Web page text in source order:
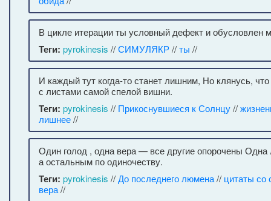
В цикле итерации ты условный дефект и обусловлен
Теги: pyrokinesis //СИМУЛЯКР//ты //
И каждый тут когда-то станет лишним, Но клянусь,
с листами самой спелой вишни.
Теги: pyrokinesis // Прикоснувшиеся к Солнцу//
лишнее//
Один голод , одна вера — все другие опорочены
а остальным по одиночеству.
Теги: pyrokinesis //До последнего люмена// цитаты
вера//